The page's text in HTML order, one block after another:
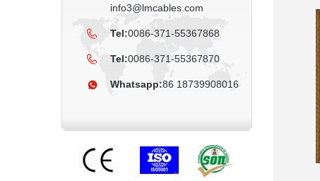
info3@lmcables.com
Tel:0086-371-55367868
Tel:0086-371-55367870
Whatsapp:86 18739908016